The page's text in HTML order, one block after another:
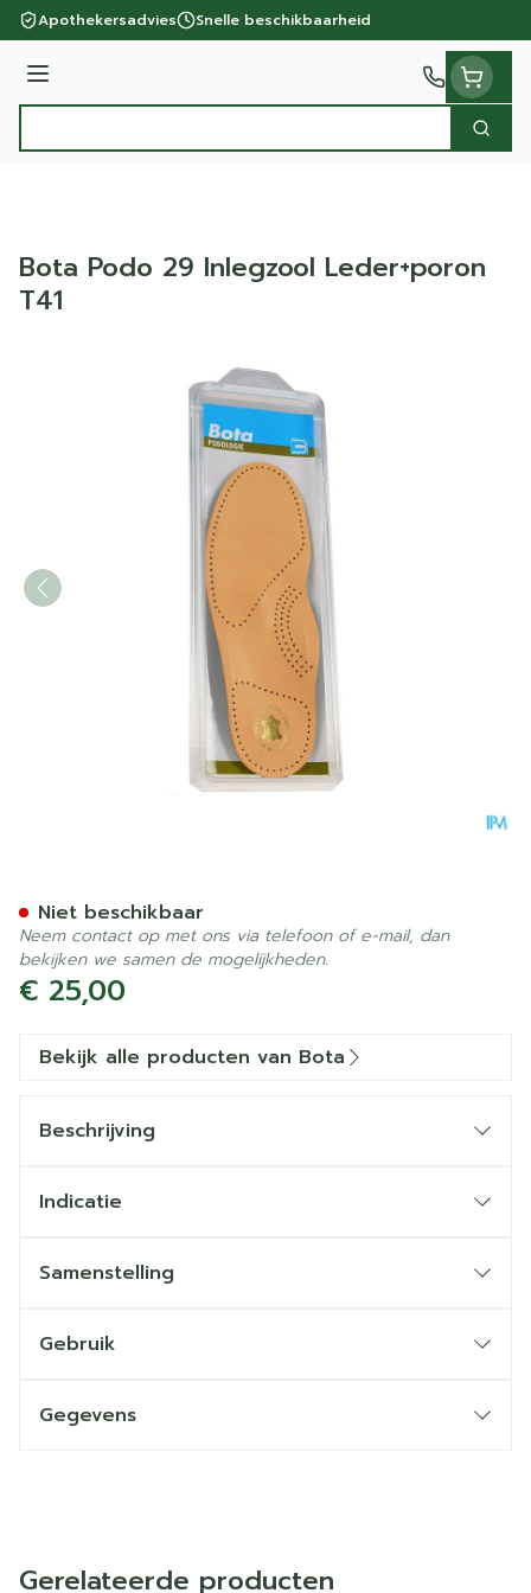
Ga naar de inhoud
Apothekersadvies Snelle beschikbaarheid
Menu
Zoek
Bota Podo 29 Inlegzool Leder+poron
T41
€ 25,00
Niet beschikbaar
Neem contact op met ons via telefoon of e-mail, dan
bekijken we samen de mogelijkheden.
Bekijk alle producten van Bota
Beschrijving
Indicatie
Samenstelling
Gebruik
Gegevens
Gerelateerde producten